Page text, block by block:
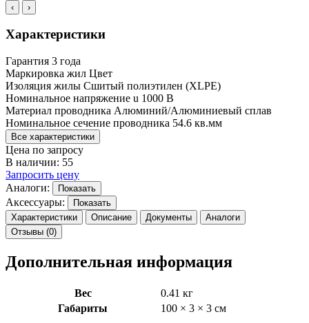
‹ ›
Характеристики
Гарантия 3 года
Маркировка жил Цвет
Изоляция жилы Сшитый полиэтилен (XLPE)
Номинальное напряжение u 1000 В
Материал проводника Алюминий/Алюминиевый сплав
Номинальное сечение проводника 54.6 кв.мм
Все характеристики
Цена по запросу
В наличии: 55
Запросить цену
Аналоги:
Показать
Аксессуары:
Показать
Характеристики
Описание Документы
Аналоги
Отзывы (0)
Дополнительная информация
Вес
0.41 кг
Габариты
100 × 3 × 3 см